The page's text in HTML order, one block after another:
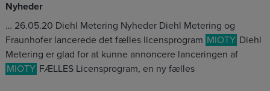
Nyheder
… 26.05.20 Diehl Metering Nyheder Diehl Metering og
Fraunhofer lancerede det fælles licensprogram MIOTY Diehl
Metering er glad for at kunne annoncere lanceringen af
MIOTY FÆLLES Licensprogram, en ny fælles